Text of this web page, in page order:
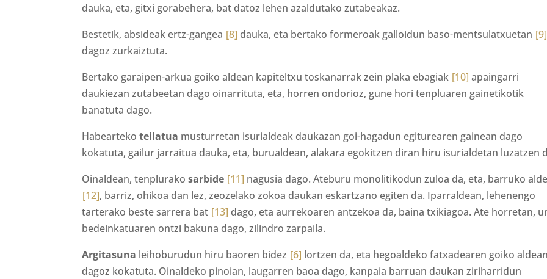
dauka, eta, gitxi gorabehera, bat datoz lehen azaldutako zutabeakaz.
Bestetik, absideak ertz-gangea [8] dauka, eta bertako formeroak galloidun baso-mentsulatxuetan [9]
dagoz zurkaiztuta.
Bertako garaipen-arkua goiko aldean kapiteltxu toskanarrak zein plaka ebagiak [10] apaingarri
daukiezan zutabeetan dago oinarrituta, eta, horren ondorioz, gune hori tenpluaren gainetikotik
banatuta dago.
Habeartekoteilatua musturretan isurialdeak daukazan goi-hagadun egiturearen gainean dago
kokatuta, gailur jarraitua dauka, eta, burualdean, alakara egokitzen diran hiru isurialdetan luzatzen
Oinaldean, tenplurakosarbide [11] nagusia dago. Ateburu monolitikodun zuloa da, eta, barruko
[12], barriz, ohikoa dan lez, zeozelako zokoa daukan eskartzano egiten da. Iparraldean, lehenengo
tarterako beste sarrera bat [13] dago, eta aurrekoaren antzekoa da, baina txikiagoa. Ate horretan,
bedeinkatuaren ontzi bakuna dago, zilindro zarpaila.
Argitasuna leihoburudun hiru baoren bidez [6] lortzen da, eta hegoaldeko fatxadearen goiko aldean
dagoz kokatuta. Oinaldeko pinoian, laugarren baoa dago, kanpaia barruan daukan ziriharridun